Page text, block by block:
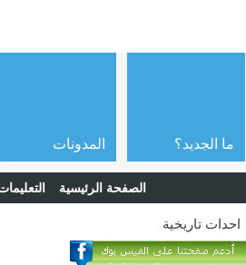
الصفحة الرئيسية
ما الجديد؟ المدونات
احدات تاريخية